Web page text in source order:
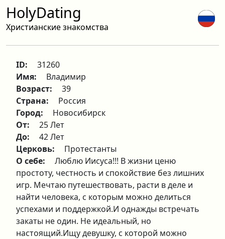
HolyDating
Христианские знакомства
ID:
31260
Имя:
Владимир
Возраст:
39
Страна:
Россия
Город:
Новосибирск
От:
25 Лет
До:
42 Лет
Церковь:
Протестанты
О себе:
Люблю Иисуса!!! В жизни ценю
простоту, честность и спокойствие без лишних
игр. Мечтаю путешествовать, расти в деле и
найти человека, с которым можно делиться
успехами и поддержкой.И однажды встречать
закаты не один. Не идеальный, но
настоящий.Ищу девушку, с которой можно